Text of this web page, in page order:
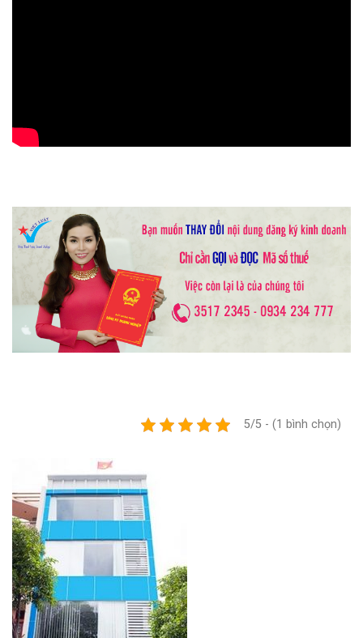
5/5 - (1 bình chọn)